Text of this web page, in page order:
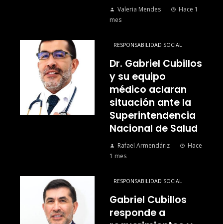
Valeria Mendes
Hace 1
mes
RESPONSABILIDAD SOCIAL
Dr. Gabriel Cubillos
y su equipo
médico aclaran
situación ante la
Superintendencia
Nacional de Salud
Rafael Armendáriz
Hace
1 mes
RESPONSABILIDAD SOCIAL
Gabriel Cubillos
responde a